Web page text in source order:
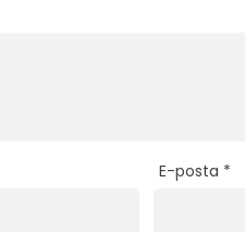
E-posta *